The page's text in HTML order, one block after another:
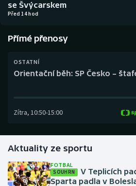
Boby a skeleton
Box
Curling
Florbal
Golf
Gymnastika
AZ kvíz
se Švýcarskem
Před 14 hod
Přímé přenosy
OSTATNÍ
Orientační běh: SP Česko –
Zítra, 10:50-15:00
Aktuality ze sportu
FOTBAL
SOUHRN
V Teplicích
Sparta padla v